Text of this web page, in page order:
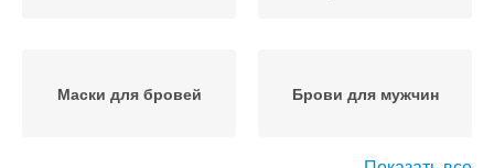
Маски для бровей Брови для мужчин